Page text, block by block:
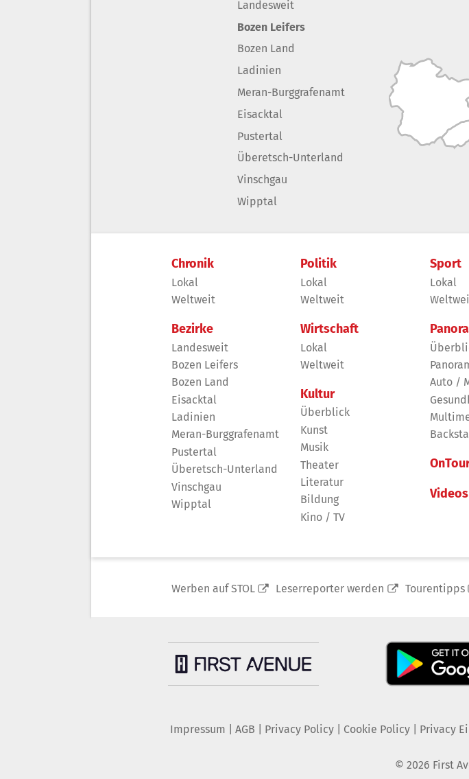
Landesweit
Bozen Leifers
Bozen Land
Ladinien
Meran-Burggrafenamt
Eisacktal
Pustertal
Überetsch-Unterland
Vinschgau
Wipptal
Chronik
Lokal
Weltweit
Bezirke
Landesweit
Bozen Leifers
Bozen Land
Eisacktal
Ladinien
Meran-Burggrafenamt
Pustertal
Überetsch-Unterland
Vinschgau
Wipptal
Politik
Lokal
Weltweit
Wirtschaft
Lokal
Weltweit
Kultur
Überblick
Kunst
Musik
Theater
Literatur
Bildung
Kino / TV
Sport
Lokal
Auto /
Videos
Werben auf STOL Leserreporter werden Tourentipps
Impressum AGB Privacy Policy| Cookie Policy| Privacy
© 2026 First